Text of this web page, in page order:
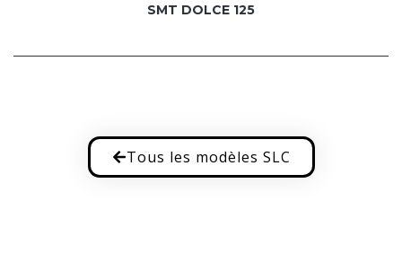
SMT DOLCE 125
Tous les modèles SLC